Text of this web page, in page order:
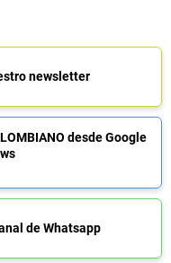
newsletter
desde Google
de Whatsapp